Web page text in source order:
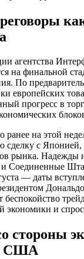
агентства
на финальной
По
европейских
прогресс в
ранее на этой
сделку с Японией,
рынка. Надежды
Соединенные
— даты
экономики и
стороны
США